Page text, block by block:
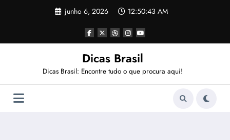
junho 6, 2026 12:50:44 AM
Dicas Brasil
Dicas Brasil: Encontre tudo o que procura aqui!